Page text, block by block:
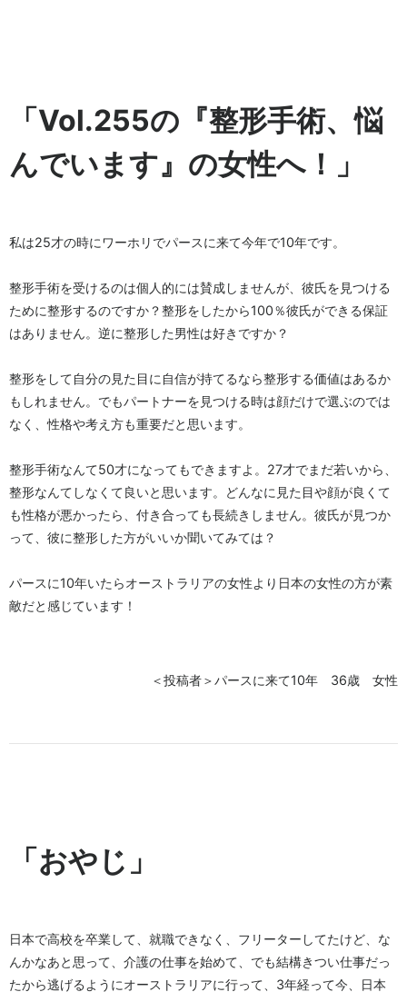
「Vol.255の『整形手術、悩
んでいます』の女性へ！」
私は25才の時にワーホリでパースに来て今年で10年です。
整形手術を受けるのは個人的には賛成しませんが、彼氏を見つける
ために整形するのですか？整形をしたから100％彼氏ができる保証
はありません。逆に整形した男性は好きですか？
整形をして自分の見た目に自信が持てるなら整形する価値はあるか
もしれません。でもパートナーを見つける時は顔だけで選ぶのでは
なく、性格や考え方も重要だと思います。
整形手術なんて50才になってもできますよ。27才でまだ若いから、
整形なんてしなくて良いと思います。どんなに見た目や顔が良くて
も性格が悪かったら、付き合っても長続きしません。彼氏が見つか
って、彼に整形した方がいいか聞いてみては？
パースに10年いたらオーストラリアの女性より日本の女性の方が素
敵だと感じています！
＜投稿者＞パースに来て10年 36歳 女性
「おやじ」
日本で高校を卒業して、就職できなく、フリーターしてたけど、な
んかなあと思って、介護の仕事を始めて、でも結構きつい仕事だっ
たから逃げるようにオーストラリアに行って、3年経って今、日本